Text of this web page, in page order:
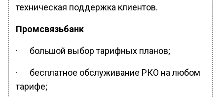
техническая поддержка клиентов.
Промсвязьбанк
· большой выбор тарифных планов;
· бесплатное обслуживание РКО на любом
тарифе;